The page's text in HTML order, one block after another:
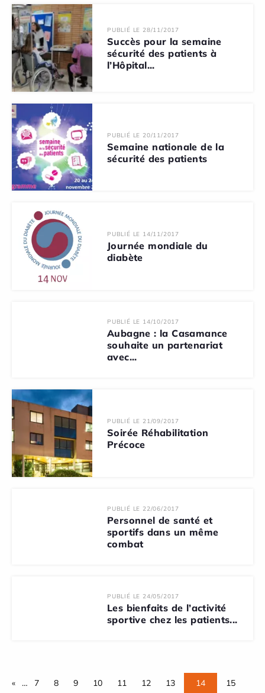
PUBLIÉ LE 28/11/2017
Succès pour la semaine
sécurité des patients à
l’Hôpital...
PUBLIÉ LE 20/11/2017
Semaine nationale de la
sécurité des patients
PUBLIÉ LE 14/11/2017
Journée mondiale du
diabète
PUBLIÉ LE 14/10/2017
Aubagne : la Casamance
souhaite un partenariat
avec...
PUBLIÉ LE 21/09/2017
Soirée Réhabilitation
Précoce
PUBLIÉ LE 22/06/2017
Personnel de santé et
sportifs dans un même
combat
PUBLIÉ LE 24/05/2017
Les bienfaits de l’activité
sportive chez les patients...
« … 7 8 9 10 11 12 13 14 15